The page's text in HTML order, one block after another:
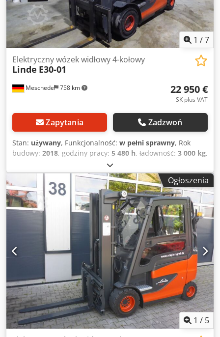
przesuw boczny, 3. zawór, 4. zawór, tylne światła robocze,
przednie światła robocze,
1 /7
Meschede 758 km
Elektryczny wózek widłowy 4-kołowy
Linde E30-01
22 950 €
SK plus VAT
Zapytania Zadzwoń
Stan: używany, Funkcjonalność: w pełni sprawny, Rok
budowy: 2018, godziny pracy: 5 480 h, ładowność: 3 000 kg,
4 680 mm
podnoszenia:1 500 mm, rodzaj paliwa:elektryczny, typ
masztu:
triplex, wysokość konstrukcyjna:2 200 mm, typ
napędu:
Elektro , Elektryczny 4-kołowy wózek widłowy
Środek ciężkości: 500 Klasa ISO: Klasa ISO 3 = 2 500 - 4 999
kg Typ masztu: Triplex Stan techniczny: dobry Crodpfjvll
Ulox Agnsf Opony przednie Typ: Superelastic Opony
przednie Stan: 20 - 40% Opony tylne Typ: Superelastic
Opony tylne Stan: 40 - 60% Napięcie akumulatora: 2018 V
Rok produkcji akumulatora: 2018 Przesuw boczny, 3.
zawór, Tylne światła robocze, Przednie światła robocze,
Ogrzewanie, Pełna kabina, Pełny wolny podnośnik,
Ogłoszenia
1 / 5